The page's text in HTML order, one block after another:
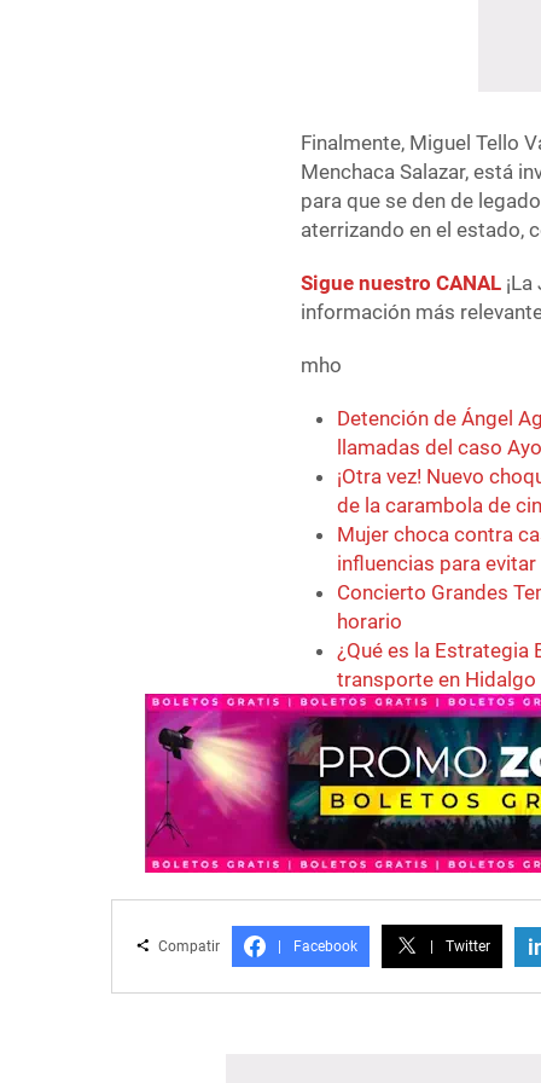
Finalmente, Miguel Tello
Menchaca Salazar, está
para que se den de
aterrizando en el estado,
Sigue nuestro CANAL
información más
mho
Detención de Ángel
llamadas del caso
¡Otra vez! Nuevo
de la carambola de
Mujer choca contra
influencias para
Concierto Grandes
horario
¿Qué es la Estrategia
transporte en Hidalgo
Compatir Facebook Twitter